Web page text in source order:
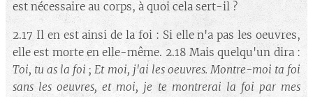
est nécessaire au corps, à quoi cela sert-il ?
2.17 Il en est ainsi de la foi : Si elle n'a pas les oeuvres,
elle est morte en elle-même. 2.18 Mais quelqu'un dira :
Toi, tu as la foi ; Et moi, j'ai les oeuvres. Montre-moi ta foi
sans les oeuvres, et moi, je te montrerai la foi par mes